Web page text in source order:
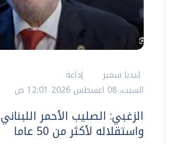
ليديا سمير
إذاعة
السبت، 08 اغسطس 2026 12:01 ص
الزغبي: الصليب الأحمر
واستقلاله لأكثر من 50 عاما